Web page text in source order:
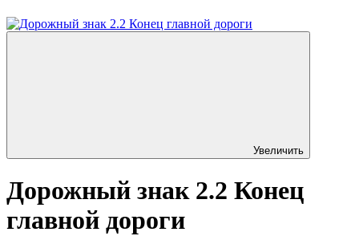
Увеличить
Дорожный знак 2.2 Конец
главной дороги